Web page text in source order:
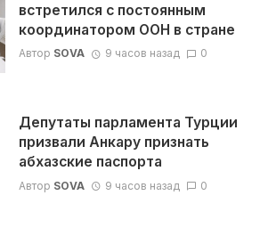
встретился с постоянным
координатором ООН в стране
Автор SOVA 9 часов назад 0
Депутаты парламента Турции
призвали Анкару признать
абхазские паспорта
Автор SOVA 9 часов назад 0